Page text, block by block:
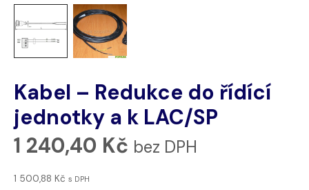
Kabel – Redukce do řídící
jednotky a k LAC/SP
1 240,40 Kč bez DPH
1 500,88 Kč s DPH